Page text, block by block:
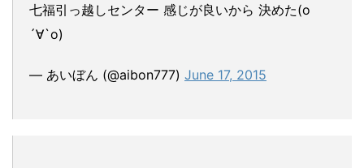
七福引っ越しセンター 感じが良いから 決めた(о
´∀`о)
— あいぼん (@aibon777) June 17, 2015